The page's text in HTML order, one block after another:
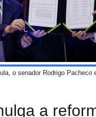
o senador Rodrigo Pacheco
a